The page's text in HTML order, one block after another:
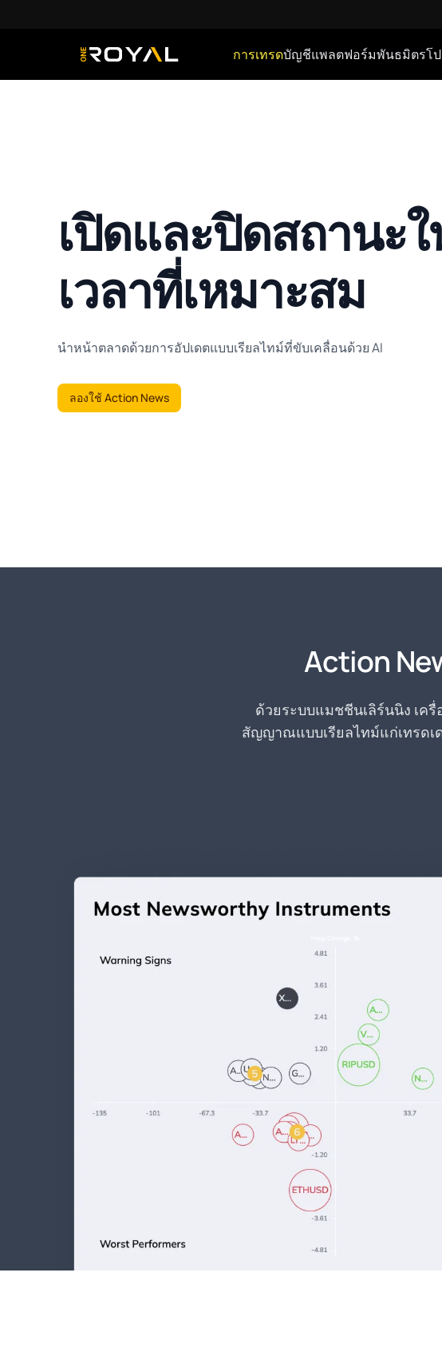
OneRoyal Home การเทรดบัญชีแพลตฟอร์มพันธมิตรโ
เปิดและปิดสถานะ
เวลาที่เหมาะสม
นำหน้าตลาดด้วยการอัปเดตแบบเรียลไทม์ที่ขับเคลื่อนด้วย AI
ลองใช้ Action News
Action
ด้วยระบบแมชชีนเลิร์นนิง เค
สัญญาณแบบเรียลไทม์แก่เทรดเ